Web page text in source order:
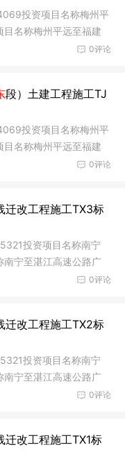
投资项目名称梅州平
名称梅州平远至福建
0评论
段）土建工程施工TJ
投资项目名称梅州平
名称梅州平远至福建
0评论
迁改工程施工TX3标
投资项目名称南宁
宁至湛江高速公路广
0评论
迁改工程施工TX2标
投资项目名称南宁
宁至湛江高速公路广
0评论
迁改工程施工TX1标